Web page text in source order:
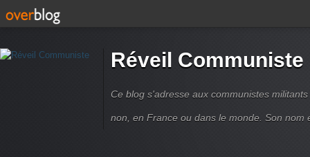
Réveil Communiste
Ce blog s'adresse aux communistes
non, en France ou dans le monde. Son nom